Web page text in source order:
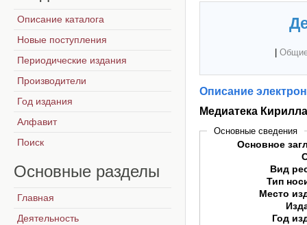
Описание
Медиатека
Основные сведения
Основное
Вид
Тип
Место
Год
Описание каталога
Новые поступления
Периодические издания
Производители
Год издания
Алфавит
Поиск
Основные разделы
Главная
Деятельность